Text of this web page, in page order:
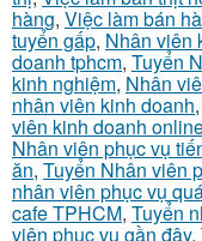
hàng, Việc làm bán
tuyển gấp, Nhân viên
doanh tphcm, Tuyển
kinh nghiệm, Nhân
nhân viên kinh doanh,
viên kinh doanh
Nhân viên phục vụ
ăn, Tuyển Nhân viên
nhân viên phục vụ
cafe TPHCM, Tuyển
viên phục vụ gần đây,